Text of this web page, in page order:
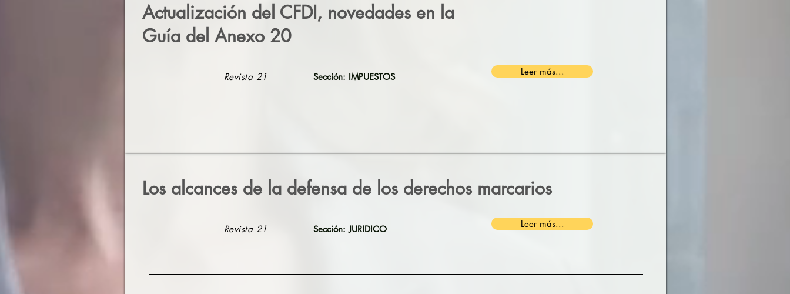
Actualización del CFDI, novedades en la
Guía del Anexo 20
Revista 21 Sección: IMPUESTOS Leer más...
Los alcances de la defensa de los derechos marcarios
Revista 21 Sección: JURIDICO Leer más...